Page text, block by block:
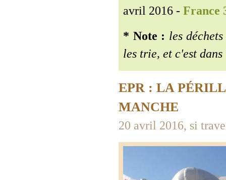
avril 2016 - France
* Note : les
les trie, et c'est
EPR : LA
MANCHE
20 avril 2016, si